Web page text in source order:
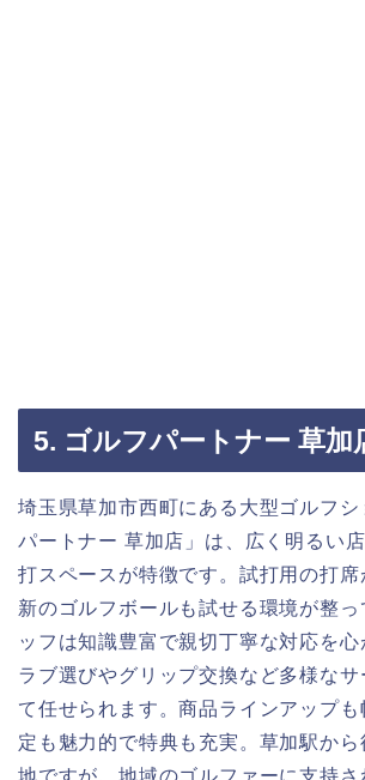
5. ゴルフパートナー 草加
埼玉県草加市西町にある大型ゴルフシ
パートナー 草加店」は、広く明るい
打スペースが特徴です。試打用の打席
新のゴルフボールも試せる環境が整っ
ッフは知識豊富で親切丁寧な対応を心
ラブ選びやグリップ交換など多様なサ
て任せられます。商品ラインアップも
定も魅力的で特典も充実。草加駅か
地ですが、地域のゴルファーに支持